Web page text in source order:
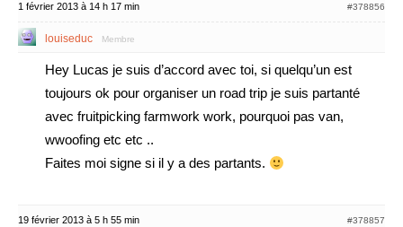
1 février 2013 à 14 h 17 min #378856
louiseduc Membre
Hey Lucas je suis d’accord avec toi, si quelqu’un est
toujours ok pour organiser un road trip je suis partanté
avec fruitpicking farmwork work, pourquoi pas van,
wwoofing etc etc ..
Faites moi signe si il y a des partants.
19 février 2013 à 5 h 55 min #378857